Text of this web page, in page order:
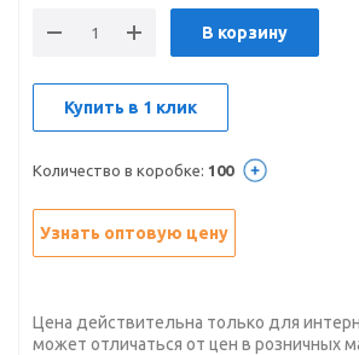
В корзину
Купить в 1 клик
Количество в коробке: 100
Узнать оптовую цену
Цена действительна только для
может отличаться от цен в розничных